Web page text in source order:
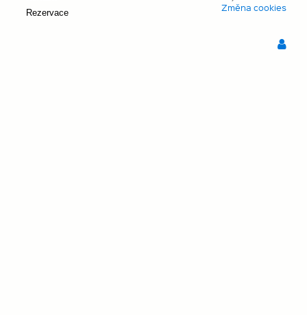
Rezervace
Změna cookies